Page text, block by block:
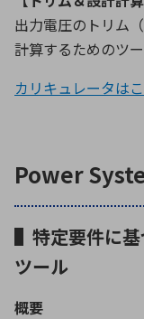
出力電圧のトリム
計算するためのツー
カリキュレータは
Power
▌特定要件に基
ツール
概要